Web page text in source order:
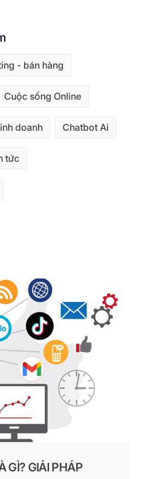
- bán hàng
Cuộc sống Online
doanh Chatbot Ai
tức
GÌ? GIẢI PHÁP